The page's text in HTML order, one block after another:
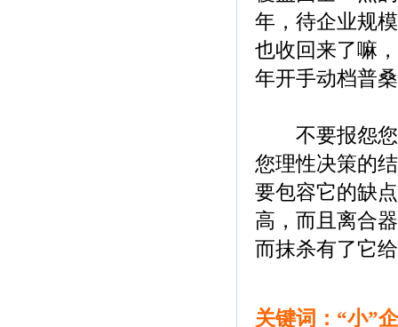
年，待企业规
也收回来了嘛
年开手动档普
不要报怨您
您理性决策的
要包容它的缺
高，而且离合
而抹杀有了它
关键词：“小”